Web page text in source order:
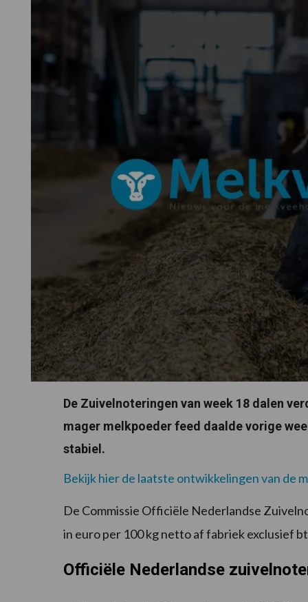
De Zuivelnoteringen van week 18 dalen
mager melkpoeder feed daalde vorige
stabiel.
Bekijk hier de laatste ontwikkelingen van de
De Commissie Officiële Nederlandse
in euro per 100 kg netto af fabriek exclusief
Officiële Nederlandse